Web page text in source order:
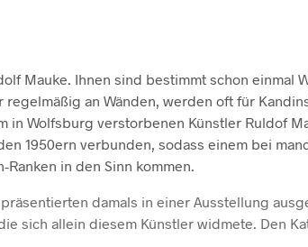
Mauke. Ihnen sind bestimmt schon einmal
an Wänden, werden oft für
Wolfsburg verstorbenen Künstler Ruldof
1950ern verbunden, sodass einem bei
in den Sinn kommen.
damals in einer Ausstellung
sich allein diesem Künstler widmete. Den